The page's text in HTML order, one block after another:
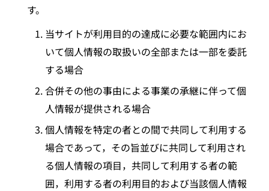
す。
当サイトが利用目的の達成に必要な範囲内にお
いて個人情報の取扱いの全部または一部を委託
する場合
合併その他の事由による事業の承継に伴って個
人情報が提供される場合
個人情報を特定の者との間で共同して利用する
場合であって，その旨並びに共同して利用され
る個人情報の項目，共同して利用する者の範
囲，利用する者の利用目的および当該個人情報